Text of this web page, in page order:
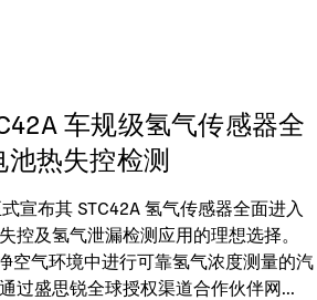
车规级氢气传感器全
热失控检测
宣布其 STC42A 氢气传感器全面进入
控及氢气泄漏检测应用的理想选择。
空气环境中进行可靠氢气浓度测量的汽
过盛思锐全球授权渠道合作伙伴网...